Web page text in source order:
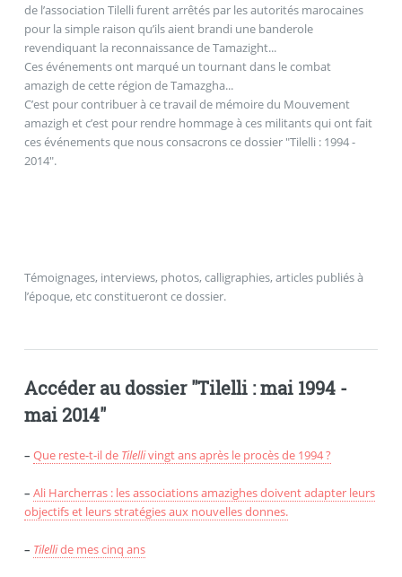
de l’association Tilelli furent arrêtés par les autorités marocaines
pour la simple raison qu’ils aient brandi une banderole
revendiquant la reconnaissance de Tamazight...
Ces événements ont marqué un tournant dans le combat
amazigh de cette région de Tamazgha...
C’est pour contribuer à ce travail de mémoire du Mouvement
amazigh et c’est pour rendre hommage à ces militants qui ont fait
ces événements que nous consacrons ce dossier "Tilelli : 1994 -
2014".
Témoignages, interviews, photos, calligraphies, articles publiés à
l’époque, etc constitueront ce dossier.
Accéder au dossier "Tilelli : mai 1994 -
mai 2014"
– Que reste-t-il de Tilellivingt ans après le procès de 1994 ?
– Ali Harcherras : les associations amazighes doivent adapter leurs
objectifs et leurs stratégies aux nouvelles donnes.
– Tilellide mes cinq ans